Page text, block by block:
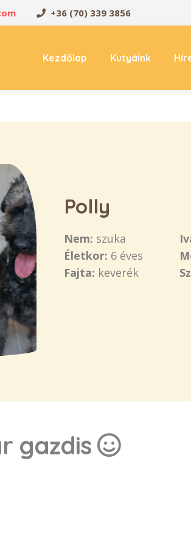
+36 (70) 339 3856
Kezdőlap Kutyáink
Polly
Nem: szuka
Életkor: 6 éves
Fajta: keverék
gazdis